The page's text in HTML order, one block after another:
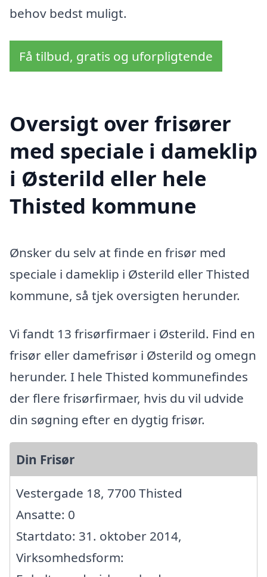
behov bedst muligt.
Få tilbud, gratis og uforpligtende
Oversigt over frisører
med speciale i dameklip
i Østerild eller hele
Thisted kommune
Ønsker du selv at finde en frisør med
speciale i dameklip i Østerild eller Thisted
kommune, så tjek oversigten herunder.
Vi fandt 13 frisørfirmaer i Østerild. Find en
frisør eller damefrisør i Østerild og omegn
herunder. I hele Thisted kommunefindes
der flere frisørfirmaer, hvis du vil udvide
din søgning efter en dygtig frisør.
Din Frisør
Vestergade 18, 7700 Thisted
Ansatte: 0
Startdato: 31. oktober 2014,
Virksomhedsform: